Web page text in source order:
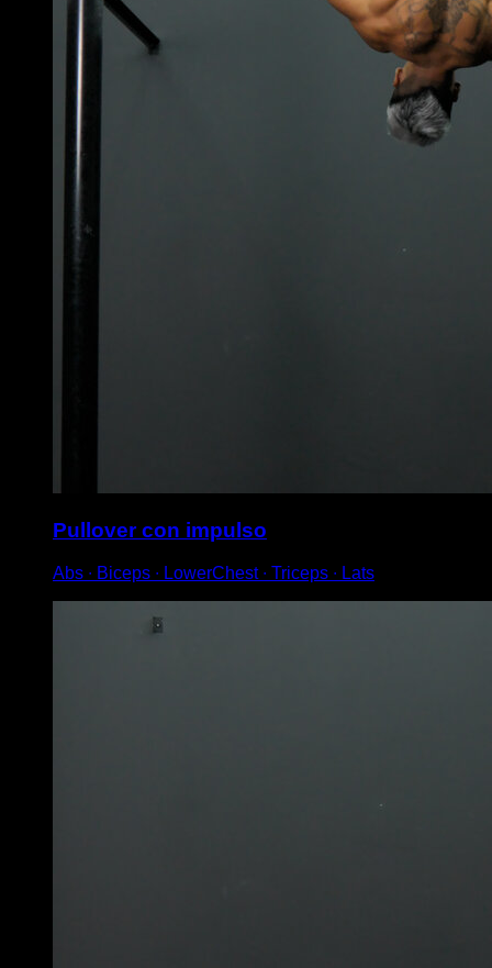
Pullover con impulso
Abs ∙ Biceps ∙ LowerChest ∙ Triceps ∙ Lats